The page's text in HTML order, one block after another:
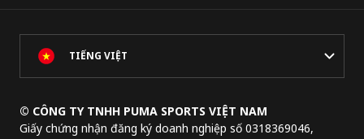
TIẾNG VIỆT
© CÔNG TY TNHH PUMA SPORTS VIỆT NAM
Giấy chứng nhận đăng ký doanh nghiệp số 0318369046,